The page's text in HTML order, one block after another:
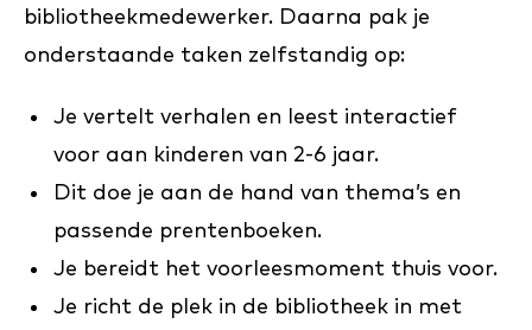
bibliotheekmedewerker. Daarna pak je
onderstaande taken zelfstandig op:
Je vertelt verhalen en leest interactief
voor aan kinderen van 2-6 jaar.
Dit doe je aan de hand van thema’s en
passende prentenboeken.
Je bereidt het voorleesmoment thuis voor.
Je richt de plek in de bibliotheek in met